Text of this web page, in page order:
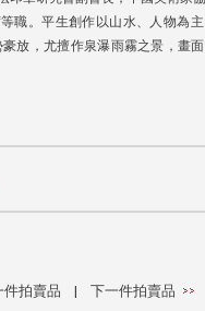
職。平生創作以山水、人物為
放，尤擅作泉瀑雨霧之景，畫
件拍賣品 | 下一件拍賣品